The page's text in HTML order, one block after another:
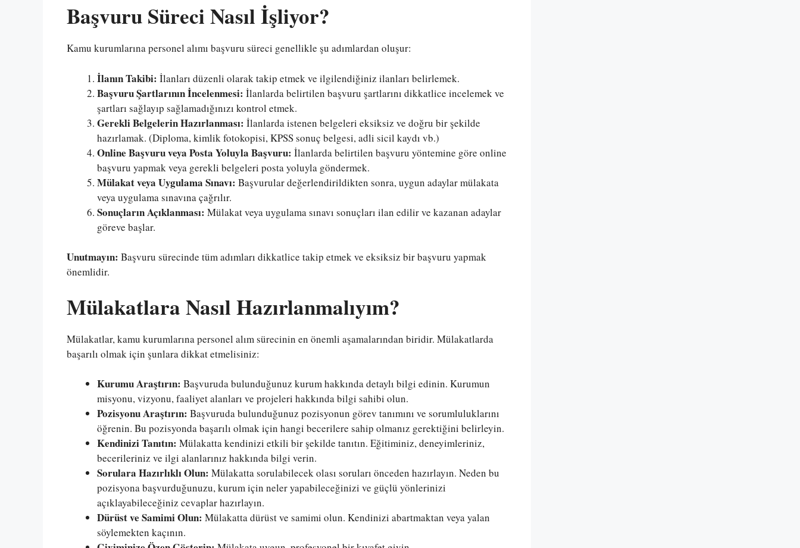
Başvuru Süreci Nasıl İşliyor?
Kamu kurumlarına personel alımı başvuru süreci genellikle şu adımlardan oluşur:
İlanın Takibi: İlanları düzenli olarak takip etmek ve ilgilendiğiniz ilanları belirlemek.
Başvuru Şartlarının İncelenmesi: İlanlarda belirtilen başvuru şartlarını dikkatlice incelemek ve
şartları sağlayıp sağlamadığınızı kontrol etmek.
Gerekli Belgelerin Hazırlanması: İlanlarda istenen belgeleri eksiksiz ve doğru bir şekilde
hazırlamak. (Diploma, kimlik fotokopisi, KPSS sonuç belgesi, adli sicil kaydı vb.)
Online Başvuru veya Posta Yoluyla Başvuru: İlanlarda belirtilen başvuru yöntemine göre online
başvuru yapmak veya gerekli belgeleri posta yoluyla göndermek.
Mülakat veya Uygulama Sınavı: Başvurular değerlendirildikten sonra, uygun adaylar mülakata
veya uygulama sınavına çağrılır.
Sonuçların Açıklanması: Mülakat veya uygulama sınavı sonuçları ilan edilir ve kazanan adaylar
göreve başlar.
Unutmayın: Başvuru sürecinde tüm adımları dikkatlice takip etmek ve eksiksiz bir başvuru yapmak
önemlidir.
Mülakatlara Nasıl Hazırlanmalıyım?
Mülakatlar, kamu kurumlarına personel alım sürecinin en önemli aşamalarından biridir. Mülakatlarda
başarılı olmak için şunlara dikkat etmelisiniz:
Kurumu Araştırın: Başvuruda bulunduğunuz kurum hakkında detaylı bilgi edinin. Kurumun
misyonu, vizyonu, faaliyet alanları ve projeleri hakkında bilgi sahibi olun.
Pozisyonu Araştırın: Başvuruda bulunduğunuz pozisyonun görev tanımını ve sorumluluklarını
öğrenin. Bu pozisyonda başarılı olmak için hangi becerilere sahip olmanız gerektiğini belirleyin.
Kendinizi Tanıtın: Mülakatta kendinizi etkili bir şekilde tanıtın. Eğitiminiz, deneyimleriniz,
becerileriniz ve ilgi alanlarınız hakkında bilgi verin.
Sorulara Hazırlıklı Olun: Mülakatta sorulabilecek olası soruları önceden hazırlayın. Neden bu
pozisyona başvurduğunuzu, kurum için neler yapabileceğinizi ve güçlü yönlerinizi
açıklayabileceğiniz cevaplar hazırlayın.
Dürüst ve Samimi Olun: Mülakatta dürüst ve samimi olun. Kendinizi abartmaktan veya yalan
söylemekten kaçının.